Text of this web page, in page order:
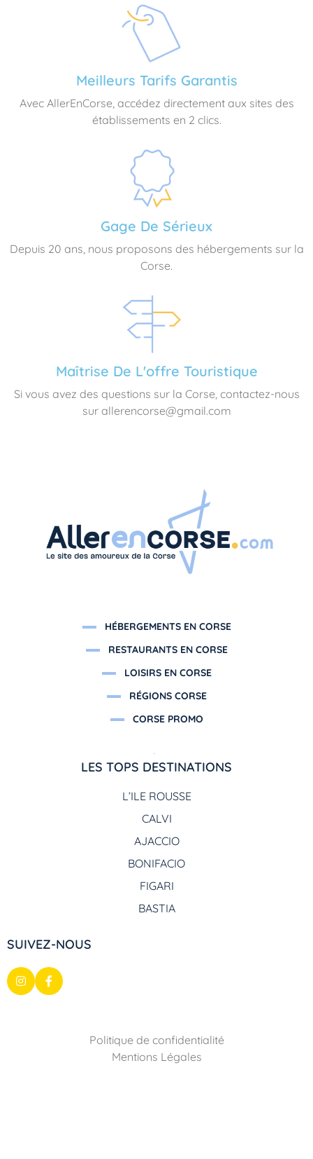
Meilleurs Tarifs Garantis
Avec AllerEnCorse, accédez directement aux sites des
établissements en 2 clics.
Gage De Sérieux
Depuis 20 ans, nous proposons des hébergements sur la
Corse.
Maîtrise De L'offre Touristique
Si vous avez des questions sur la Corse, contactez-nous
sur allerencorse@gmail.com
HÉBERGEMENTS EN CORSE
RESTAURANTS EN CORSE
LOISIRS EN CORSE
RÉGIONS CORSE
CORSE PROMO
LES TOPS DESTINATIONS
L’ILE ROUSSE
CALVI
AJACCIO
BONIFACIO
FIGARI
BASTIA
SUIVEZ-NOUS
Politique de confidentialité
Mentions Légales